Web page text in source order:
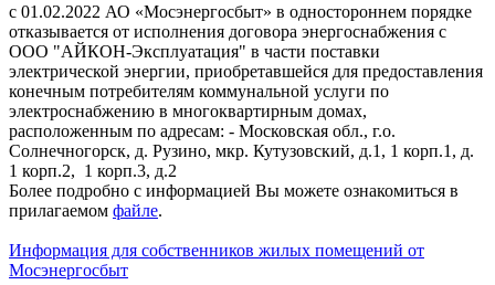
с 01.02.2022 АО «Мосэнергосбыт» в одностороннем порядке
отказывается от исполнения договора энергоснабжения с
ООО "АЙКОН-Эксплуатация" в части поставки
электрической энергии, приобретавшейся для предоставления
конечным потребителям коммунальной услуги по
электроснабжению в многоквартирным домах,
расположенным по адресам: - Московская обл., г.о.
Солнечногорск, д. Рузино, мкр. Кутузовский, д.1, 1 корп.1, д.
1 корп.2, 1 корп.3, д.2
Более подробно с информацией Вы можете ознакомиться в
прилагаемом файле.
Информация для собственников жилых помещений от
Мосэнергосбыт